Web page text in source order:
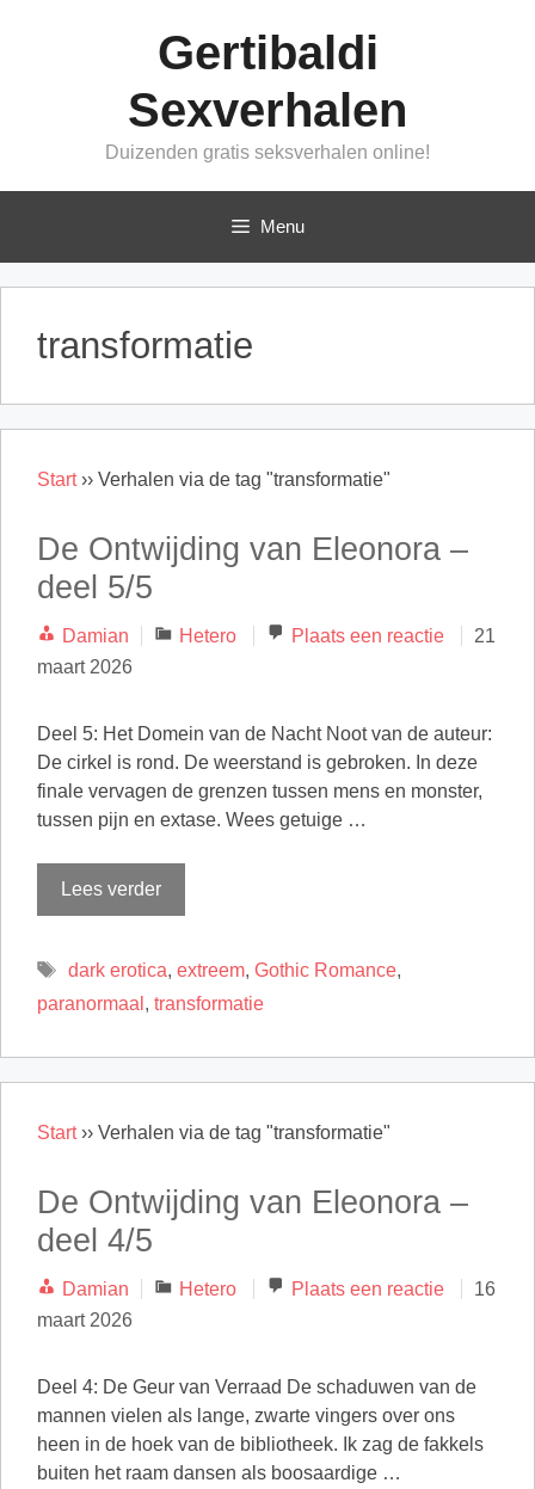
Gertibaldi
Sexverhalen
Duizenden gratis seksverhalen online!
Menu
transformatie
Start›› Verhalen via de tag "transformatie"
De Ontwijding van Eleonora –
deel 5/5
Damian Categorieën
Hetero Plaats een reactie
21
maart 2026
Deel 5: Het Domein van de Nacht Noot van de auteur:
De cirkel is rond. De weerstand is gebroken. In deze
finale vervagen de grenzen tussen mens en monster,
tussen pijn en extase. Wees getuige …
Lees verder
Tags
dark erotica, extreem, Gothic Romance,
paranormaal , transformatie
Start›› Verhalen via de tag "transformatie"
De Ontwijding van Eleonora –
deel 4/5
Damian Categorieën
Hetero Plaats een reactie
16
maart 2026
Deel 4: De Geur van Verraad De schaduwen van de
mannen vielen als lange, zwarte vingers over ons
heen in de hoek van de bibliotheek. Ik zag de fakkels
buiten het raam dansen als boosaardige …